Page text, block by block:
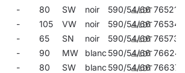
- 80 SW noir 590/54/66 765216
- 105 VW noir 590/54/66 765346
- 65 SN noir 590/54/66 765735
- 90 MW blanc 590/54/66 766244
- 80 SW blanc 590/54/66 766374